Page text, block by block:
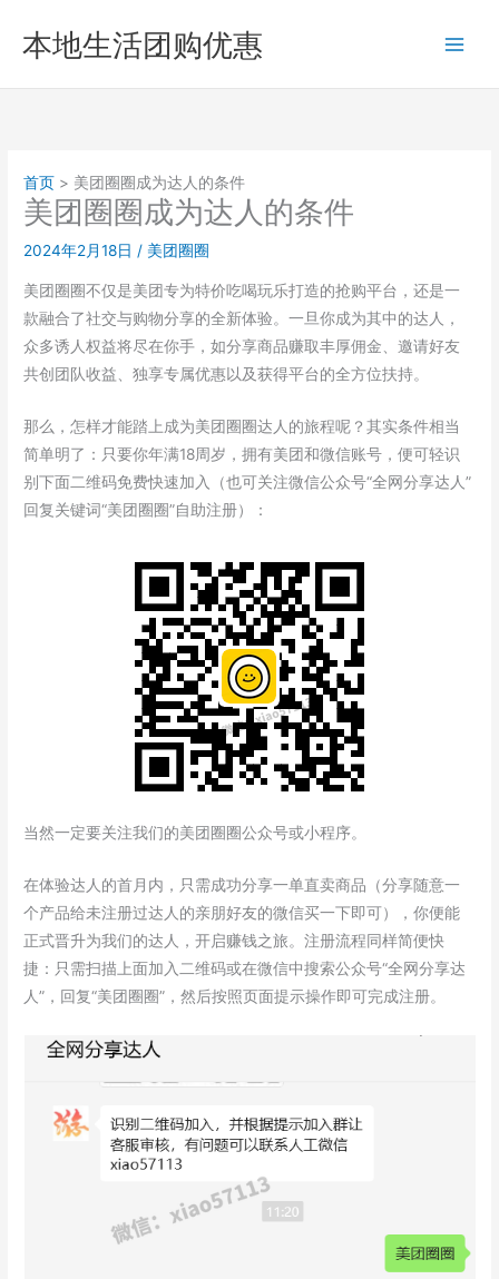
本地生活团购优惠
首页 美团圈圈成为达人的条件
美团圈圈成为达人的条件
2024年2月18日/ 美团圈圈
美团圈圈不仅是美团专为特价吃喝玩乐打造的抢购平台，还是一
款融合了社交与购物分享的全新体验。一旦你成为其中的达人，
众多诱人权益将尽在你手，如分享商品赚取丰厚佣金、邀请好友
共创团队收益、独享专属优惠以及获得平台的全方位扶持。
那么，怎样才能踏上成为美团圈圈达人的旅程呢？其实条件相当
简单明了：只要你年满18周岁，拥有美团和微信账号，便可轻识
别下面二维码免费快速加入（也可关注微信公众号“全网分享达人”
回复关键词“美团圈圈”自助注册）：
当然一定要关注我们的美团圈圈公众号或小程序。
在体验达人的首月内，只需成功分享一单直卖商品（分享随意一
个产品给未注册过达人的亲朋好友的微信买一下即可），你便能
正式晋升为我们的达人，开启赚钱之旅。注册流程同样简便快
捷：只需扫描上面加入二维码或在微信中搜索公众号“全网分享达
人”，回复“美团圈圈”，然后按照页面提示操作即可完成注册。